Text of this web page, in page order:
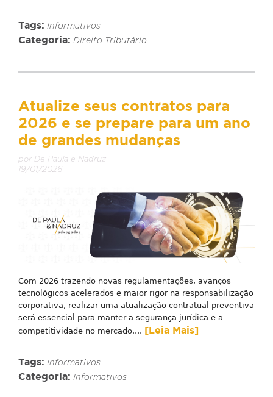
Tags: Informativos
Categoria: Direito Tributário
Atualize seus contratos para
2026 e se prepare para um ano
de grandes mudanças
por De Paula e Nadruz
19/01/2026
Com 2026 trazendo novas regulamentações, avanços
tecnológicos acelerados e maior rigor na responsabilização
corporativa, realizar uma atualização contratual preventiva
será essencial para manter a segurança jurídica e a
competitividade no mercado.... [Leia Mais]
Tags: Informativos
Categoria: Informativos